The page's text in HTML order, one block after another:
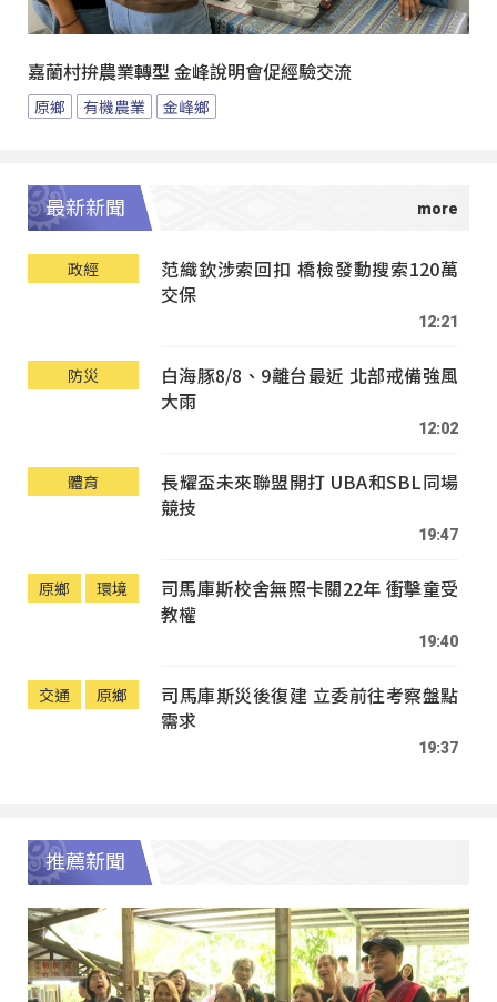
嘉蘭村拚農業轉型 金峰說明會促經驗交流
原鄉 有機農業 金峰鄉
最新新聞
政經
范織欽涉索回扣 橋檢發動搜索120萬
交保
12:21
防災
白海豚8/8、9離台最近 北部戒備強風
大雨
12:02
體育
長耀盃未來聯盟開打 UBA和SBL同場
競技
19:47
原鄉 環境
司馬庫斯校舍無照卡關22年 衝擊童受
教權
19:40
交通 原鄉
司馬庫斯災後復建 立委前往考察盤點
需求
19:37
推薦新聞